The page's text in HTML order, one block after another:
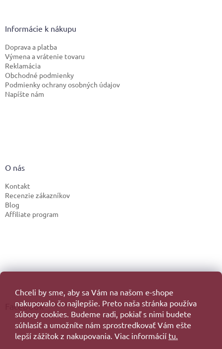
Chceli by sme, aby sa Vám na našom e-shope
nakupovalo čo najlepšie. Preto naša stránka používa
súbory cookies. Budeme radi, pokiaľ s nimi budete
súhlasiť a umožníte nám sprostredkovať Vám ešte
lepší zážitok z nakupovania. Viac informácií tu.
Informácie k nákupu
Doprava a platba
Výmena a vrátenie tovaru
Reklamácia
Obchodné podmienky
Podmienky ochrany osobných údajov
Napíšte nám
O nás
Kontakt
Recenzie zákazníkov
Blog
Affiliate program
Facebook